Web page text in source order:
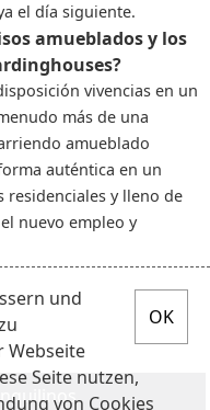
el día siguiente.
amueblados y los
vivencias en un
más de una
amueblado
auténtica en un
y lleno de
nuevo empleo y
und
Webseite
Seite nutzen,
von Cookies